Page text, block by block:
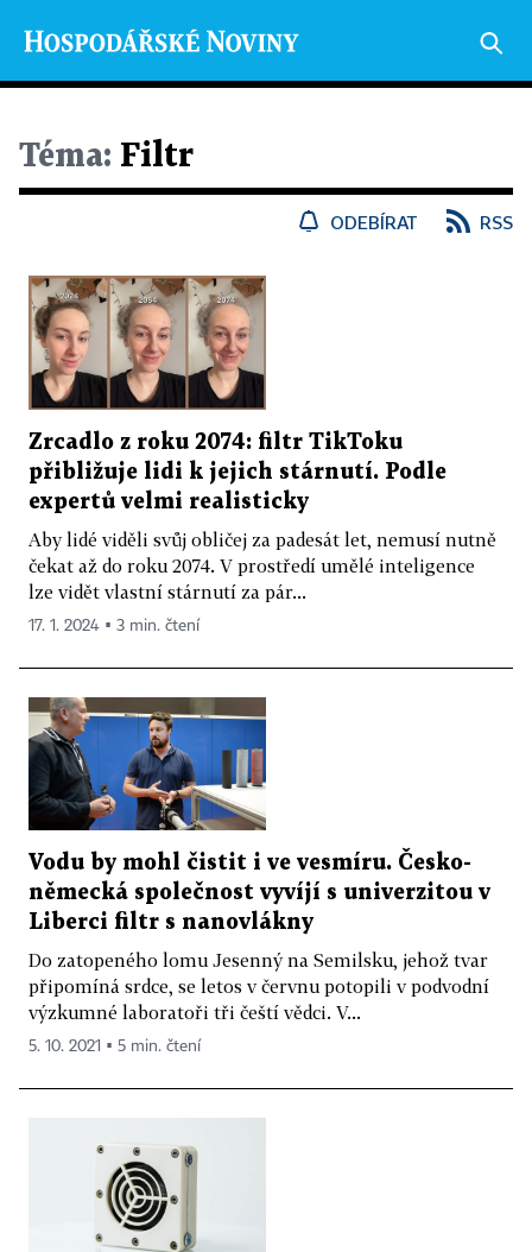
Téma: Filtr
ODEBÍRAT RSS
Zrcadlo z roku 2074: filtr TikToku
přibližuje lidi k jejich stárnutí. Podle
expertů velmi realisticky
Aby lidé viděli svůj obličej za padesát let, nemusí nutně
čekat až do roku 2074. V prostředí umělé inteligence
lze vidět vlastní stárnutí za pár...
17. 1. 2024 ▪ 3 min. čtení
Vodu by mohl čistit i ve vesmíru. Česko-
německá společnost vyvíjí s univerzitou v
Liberci filtr s nanovlákny
Do zatopeného lomu Jesenný na Semilsku, jehož tvar
připomíná srdce, se letos v červnu potopili v podvodní
výzkumné laboratoři tři čeští vědci. V...
5. 10. 2021 ▪ 5 min. čtení